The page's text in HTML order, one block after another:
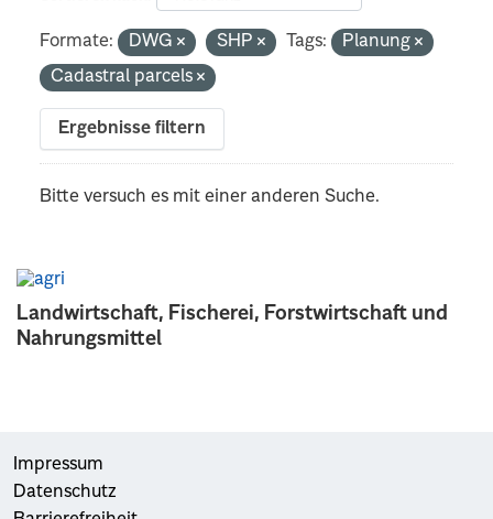
Landwirtschaft, Fischerei, Forstwirtschaft und
Nahrungsmittel
Formate: DWG SHP Tags:
Planung
Cadastral parcels
Ergebnisse filtern
Bitte versuch es mit einer anderen Suche.
Impressum
Datenschutz